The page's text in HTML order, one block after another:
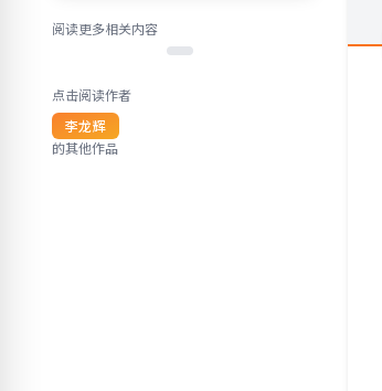
阅读更多相关内容
点击阅读作者
李龙辉
的其他作品